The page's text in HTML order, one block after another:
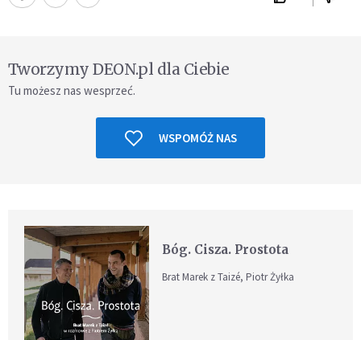
Tworzymy DEON.pl dla Ciebie
Tu możesz nas wesprzeć.
WSPOMÓŻ NAS
Bóg. Cisza. Prostota
Brat Marek z Taizé, Piotr Żyłka